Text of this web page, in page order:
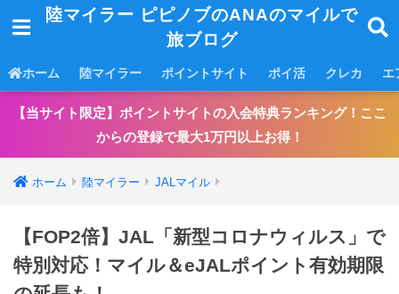
陸マイラー ピピノブのANAのマイルで
旅ブログ
ホーム 陸マイラー ポイントサイト ポイ活 クレカ エ
【当サイト限定】ポイントサイトの入会特典ランキング！ここ
からの登録で最大1万円以上お得！
ホーム 陸マイラー JALマイル
【FOP2倍】JAL「新型コロナウィルス」で
特別対応！マイル＆eJALポイント有効期限